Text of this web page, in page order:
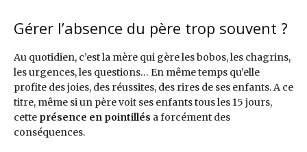
Gérer l’absence du père trop souvent ?
Au quotidien, c’est la mère qui gère les bobos, les chagrins,
les urgences, les questions… En même temps qu’elle
profite des joies, des réussites, des rires de ses enfants. A ce
titre, même si un père voit ses enfants tous les 15 jours,
cette présence en pointillés a forcément des
conséquences.